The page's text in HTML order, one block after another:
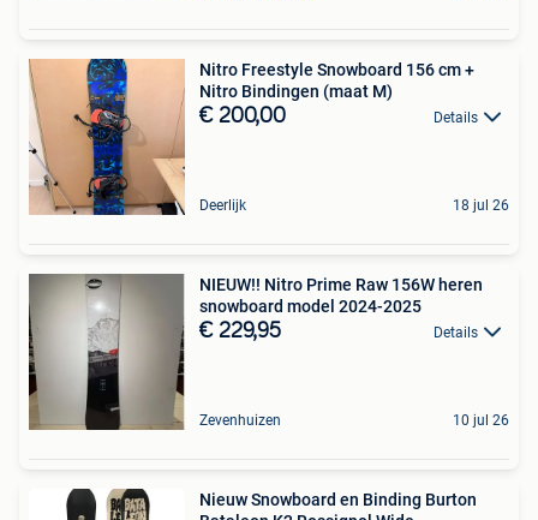
Nitro Freestyle Snowboard 156 cm +
Nitro Bindingen (maat M)
€ 200,00 Details
Deerlijk 18 jul 26
NIEUW!! Nitro Prime Raw 156W heren
snowboard model 2024-2025
€ 229,95 Details
Zevenhuizen 10 jul 26
Nieuw Snowboard en Binding Burton